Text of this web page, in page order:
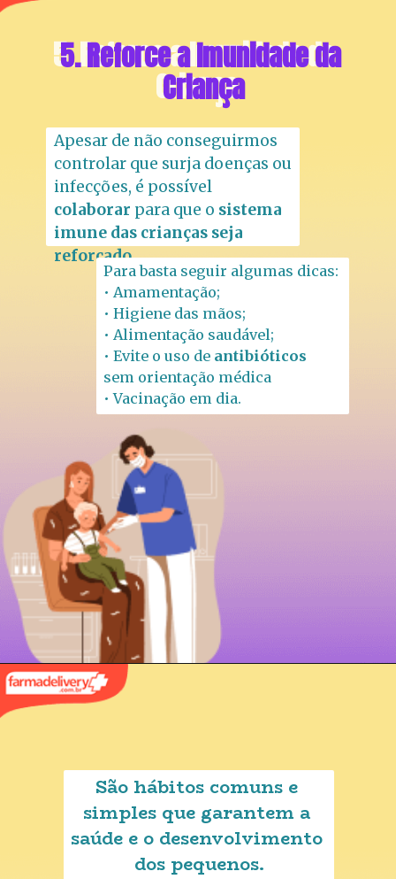
5. Reforce a Imunidade da
Criança
5. Reforce a Imunidade da
Criança
Apesar de não conseguirmos
controlar que surja doenças ou
infecções, é possível
colaborar para que o sistema
imune das crianças seja
reforçado.
Para basta seguir algumas dicas:
• Amamentação;
• Higiene das mãos;
• Alimentação saudável;
• Evite o uso de
sem orientação médica
• Vacinação em dia.
São hábitos comuns e
simples que garantem a
saúde e o desenvolvimento
dos pequenos.